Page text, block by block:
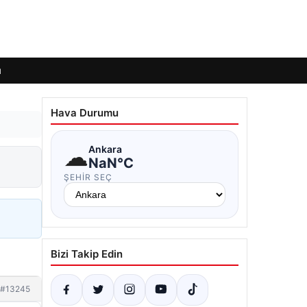
#13245
Hava Durumu
☁Ankara
NaN°C
ŞEHIR SEÇ
Bizi Takip Edin